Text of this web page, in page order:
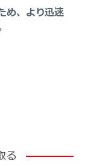
め、より迅速
る